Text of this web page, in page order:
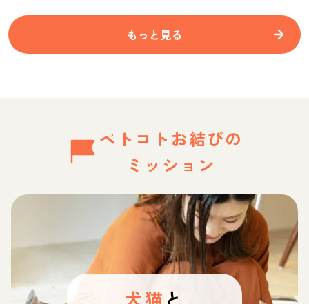
もっと見る
ペトコトお結びの
ミッション
犬猫 と